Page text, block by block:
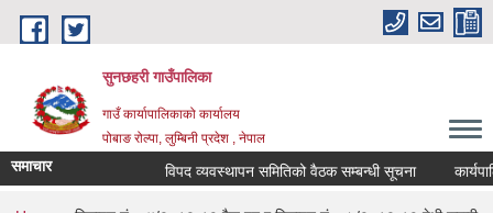
Skip to main content
सुनछहरी गाउँपालिका
गाउँ कार्यापालिकाको कार्यालय
पोबाङ रोल्पा, लुम्बिनी प्रदेश , नेपाल
समाचार विपद व्यवस्थापन समितिको वैठक सम्बन्धी सूचना